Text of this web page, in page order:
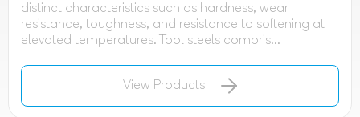
distinct characteristics such as hardness, wear
resistance, toughness, and resistance to softening at
elevated temperatures. Tool steels compris...
View Products